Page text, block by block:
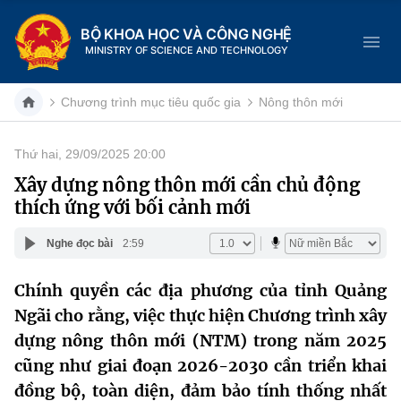
BỘ KHOA HỌC VÀ CÔNG NGHỆ
MINISTRY OF SCIENCE AND TECHNOLOGY
Danh mục
Trang chủ
Giới thiệu
Chức năng nhiệm vụ
Cơ cấu tổ chức
Lịch sử phát triển
Tin tức sự kiện
Khoa học và Công nghệ
Đổi mới sáng tạo
Dịch vụ công
Hệ thống văn bản
Chương trình mục tiêu quốc gia Nông thôn mới
Thứ hai, 29/09/2025 20:00
Xây dựng nông thôn mới cần chủ động
thích ứng với bối cảnh mới
Nghe đọc bài 2:59
Chính quyền các địa phương của tỉnh Quảng
Ngãi cho rằng, việc thực hiện Chương trình xây
dựng nông thôn mới (NTM) trong năm 2025
cũng như giai đoạn 2026-2030 cần triển khai
đồng bộ, toàn diện, đảm bảo tính thống nhất